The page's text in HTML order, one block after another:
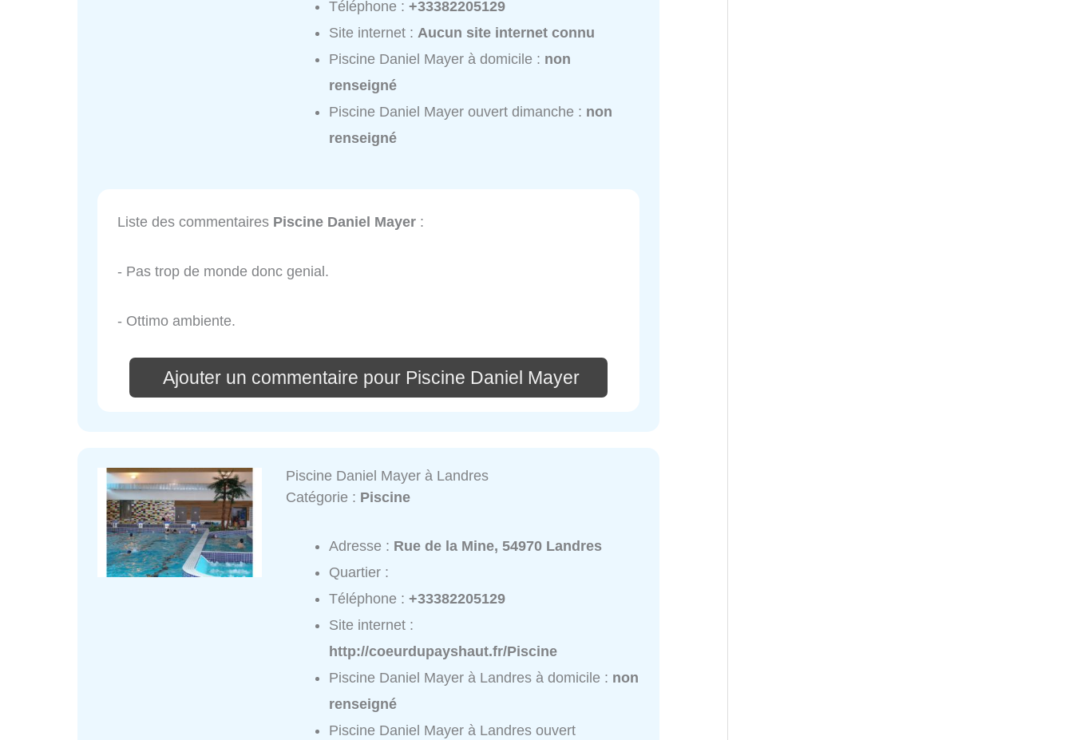
Téléphone :+33382205129
Site internet :Aucun site internet connu
Piscine Daniel Mayer à domicile : non
renseigné
Piscine Daniel Mayer ouvert dimanche : non
renseigné
Liste des commentaires Piscine Daniel Mayer :
- Pas trop de monde donc genial.
- Ottimo ambiente.
Ajouter un commentaire pour Piscine Daniel Mayer
Piscine Daniel Mayer à Landres
Catégorie : Piscine
Adresse : Rue de la Mine, 54970 Landres
Quartier :
Téléphone :+33382205129
Site internet :
http://coeurdupayshaut.fr/Piscine
Piscine Daniel Mayer à Landres à domicile : non
renseigné
Piscine Daniel Mayer à Landres ouvert